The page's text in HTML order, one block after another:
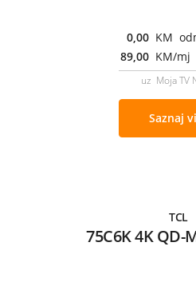
0,00 KM
89,00 KM/mj
uz Moja TV
Saznaj
TCL
75C6K 4K QD-